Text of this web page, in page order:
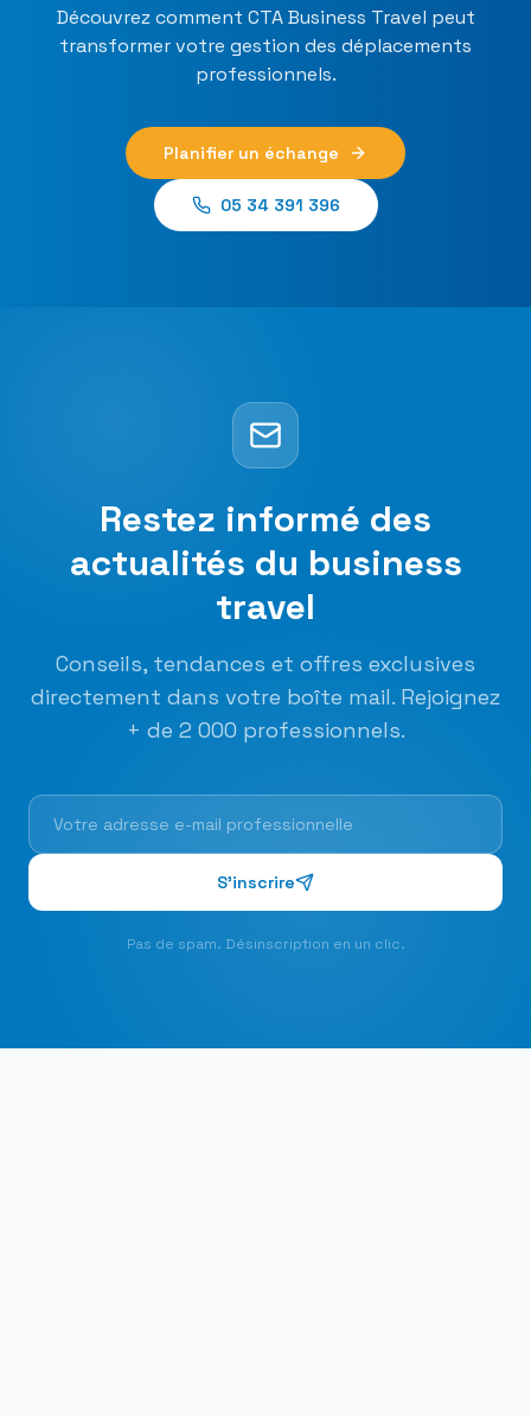
Découvrez comment CTA Business Travel peut
transformer votre gestion des déplacements
professionnels.
Planifier un échange
05 34 391 396
Restez informé des
actualités du business
travel
Conseils, tendances et offres exclusives
directement dans votre boîte mail. Rejoignez
+ de 2 000 professionnels.
S'inscrire
Pas de spam. Désinscription en un clic.